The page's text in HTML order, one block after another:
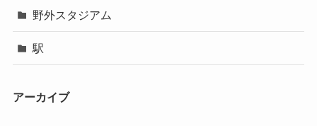
野外スタジアム
駅
アーカイブ